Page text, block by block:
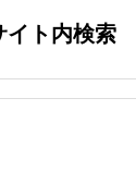
イト内検索